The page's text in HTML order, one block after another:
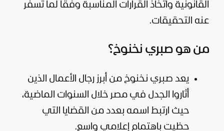
القانونية واتخاذ القرارات المناسبة وفقًا لما تسفر
عنه التحقيقات.
من هو صبري نخنوخ؟
يعد صبري نخنوخ من أبرز رجال الأعمال الذين
أثاروا الجدل في مصر خلال السنوات الماضية،
حيث ارتبط اسمه بعدد من القضايا التي
حظيت باهتمام إعلامي واسع.